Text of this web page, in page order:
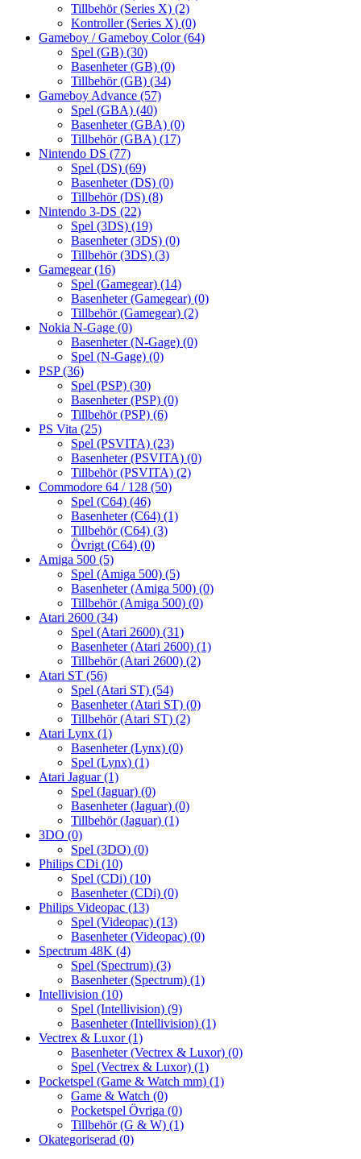
Tillbehör (Series X) (2)
Kontroller (Series X) (0)
Gameboy / Gameboy Color(64)
Spel (GB) (30)
Basenheter (GB) (0)
Tillbehör (GB) (34)
Gameboy Advance (57)
Spel (GBA) (40)
Basenheter (GBA) (0)
Tillbehör (GBA) (17)
Nintendo DS (77)
Spel (DS) (69)
Basenheter (DS) (0)
Tillbehör (DS) (8)
Nintendo 3-DS (22)
Spel (3DS) (19)
Basenheter (3DS) (0)
Tillbehör (3DS) (3)
Gamegear(16)
Spel (Gamegear) (14)
Basenheter (Gamegear) (0)
Tillbehör (Gamegear) (2)
Nokia N-Gage (0)
Basenheter (N-Gage) (0)
Spel (N-Gage) (0)
PSP(36)
Spel (PSP) (30)
Basenheter (PSP) (0)
Tillbehör (PSP) (6)
PS Vita (25)
Spel (PSVITA) (23)
Basenheter (PSVITA) (0)
Tillbehör (PSVITA) (2)
Commodore 64 / 128 (50)
Spel (C64) (46)
Basenheter (C64) (1)
Tillbehör (C64) (3)
Övrigt (C64) (0)
Amiga 500 (5)
Spel (Amiga 500) (5)
Basenheter (Amiga 500) (0)
Tillbehör (Amiga 500) (0)
Atari 2600 (34)
Spel (Atari 2600) (31)
Basenheter (Atari 2600) (1)
Tillbehör (Atari 2600) (2)
Atari ST (56)
Spel (Atari ST) (54)
Basenheter (Atari ST) (0)
Tillbehör (Atari ST) (2)
Atari Lynx (1)
Basenheter (Lynx) (0)
Spel (Lynx) (1)
Atari Jaguar(1)
Spel (Jaguar) (0)
Basenheter (Jaguar) (0)
Tillbehör (Jaguar) (1)
3DO (0)
Spel (3DO) (0)
Philips CDi (10)
Spel (CDi) (10)
Basenheter (CDi) (0)
Philips Videopac (13)
Spel (Videopac) (13)
Basenheter (Videopac) (0)
Spectrum 48K (4)
Spel (Spectrum) (3)
Basenheter (Spectrum) (1)
Intellivision (10)
Spel (Intellivision) (9)
Basenheter (Intellivision) (1)
Vectrex & Luxor(1)
Basenheter (Vectrex & Luxor) (0)
Spel (Vectrex & Luxor) (1)
Pocketspel (Game & Watch mm) (1)
Game & Watch (0)
Pocketspel Övriga (0)
Tillbehör (G & W) (1)
Okategoriserad (0)